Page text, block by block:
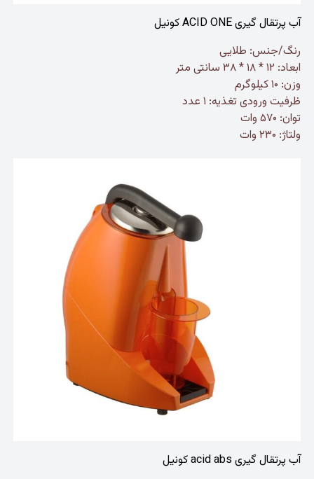
آب پرتقال گیری ACID ONE کونیل
رنگ/جنس: طلایی
ابعاد: ۱۲ * ۱۸ * ۳۸ سانتی متر
وزن: ۱۰ کیلوگرم
ظرفیت ورودی تغذیه: ۱ عدد
توان: ۵۷۰ وات
ولتاژ: ۲۳۰ وات
آب پرتقال گیری acid abs کونیل